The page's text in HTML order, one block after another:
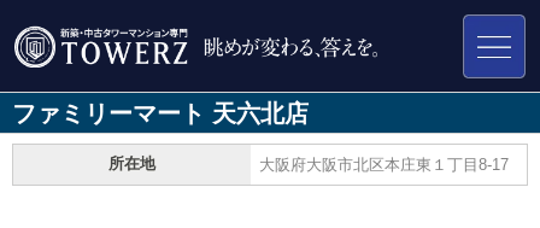
ファミリーマート 天六北店
所在地 大阪府大阪市北区本庄東１丁目8-17